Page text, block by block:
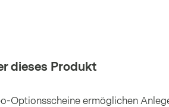
dieses Produkt
Optionsscheine ermöglichen